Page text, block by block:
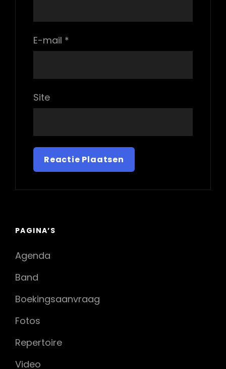
E-mail *
Site
PAGINA’S
Agenda
Band
Boekingsaanvraag
Fotos
Repertoire
Video